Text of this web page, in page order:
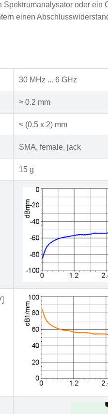
oder ein
einen
30 MHz ... 6 GHz
≈ 0.2 mm
≈ (0.5 x 2) mm
SMA, female, jack
15 g